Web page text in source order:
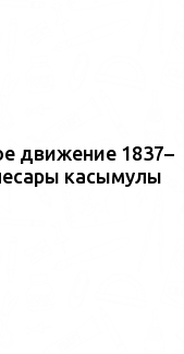
движение 1837–
касымулы